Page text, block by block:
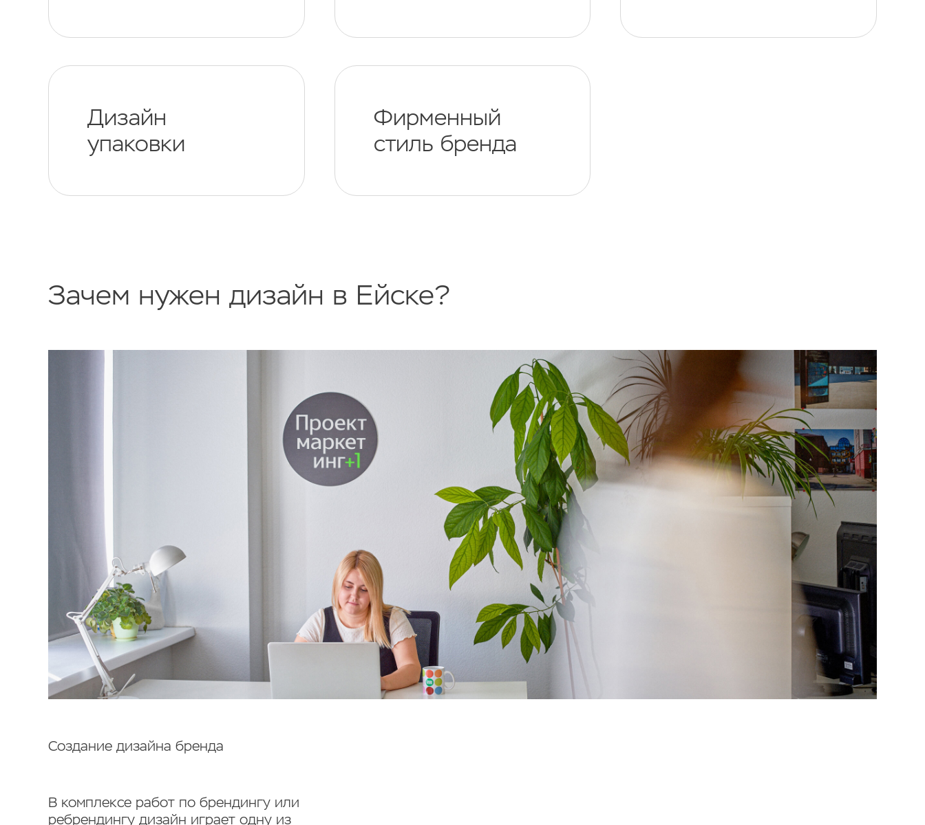
Дизайн
упаковки
Фирменный
стиль бренда
Зачем нужен дизайн в Ейске?
Создание дизайна бренда
В комплексе работ по брендингу или
ребрендингу дизайн играет одну из